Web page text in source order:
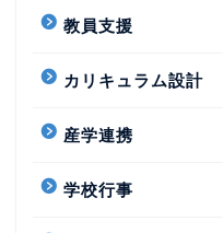
教員支援
カリキュラム設計
産学連携
学校行事